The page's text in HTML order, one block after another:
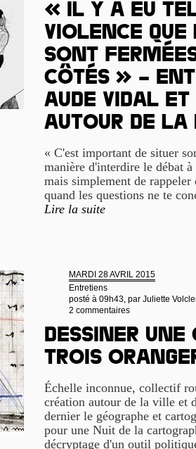
« Il y a eu
violence
sont
côtés » –
Aude Vidal et
autour de la
« C'est important de situer
manière d'interdire le débat
mais simplement de
quand les questions ne te
Lire la suite
MARDI 28 AVRIL 2015
Entretiens
posté à 09h43, par Juliette
2 commentaires
Dessiner
trois
Échelle inconnue, collectif
création autour de la ville et
dernier le géographe et
pour une Nuit de la
décryptage d'un outil